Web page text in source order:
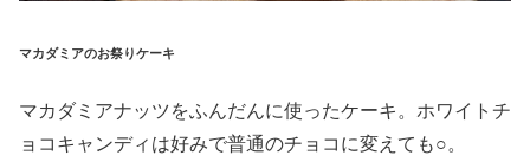
マカダミアのお祭りケーキ
マカダミアナッツをふんだんに使ったケーキ。ホワイトチ
ョコキャンディは好みで普通のチョコに変えても○。